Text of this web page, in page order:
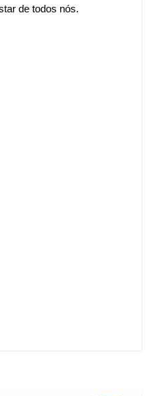
de todos nós.